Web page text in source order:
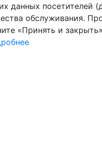
данных посетителей
обслуживания.
«Принять и